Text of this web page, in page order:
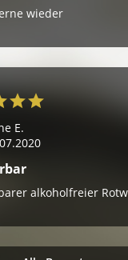
wieder
E.
alkoholfreier